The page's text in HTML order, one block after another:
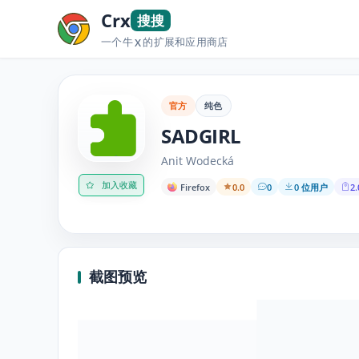
Crx 搜搜
一个牛X的扩展和应用商店
加入收藏
官方 纯色
SADGIRL
Anit Wodecká
Firefox 0.0 0 0 位用户
截图预览